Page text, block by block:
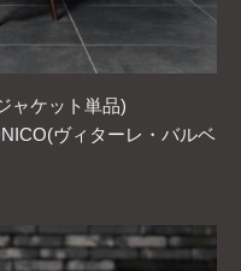
ャケット単品)
ヴィターレ・バルベ